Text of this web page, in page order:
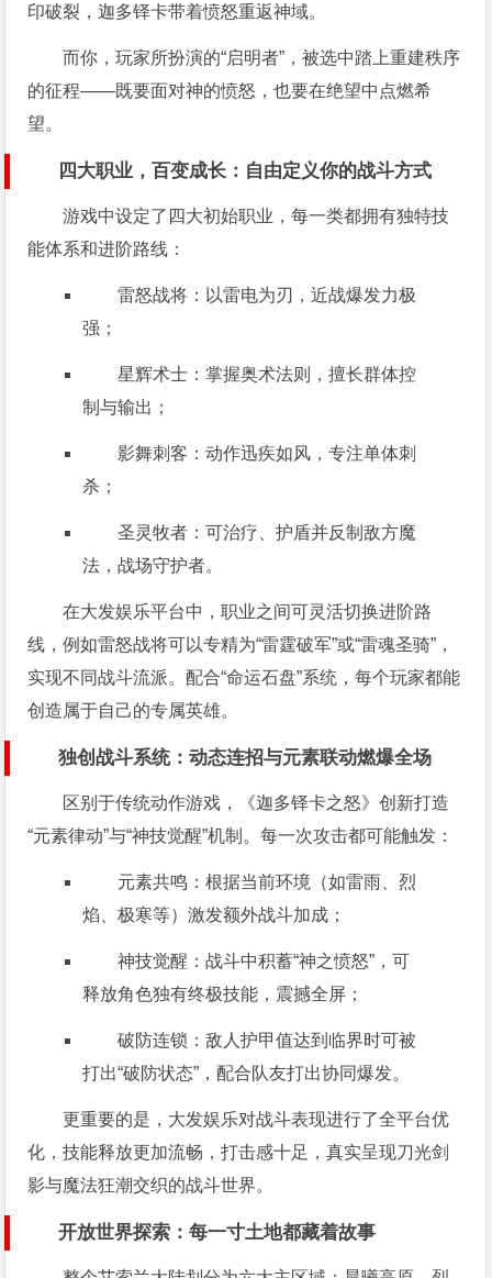
印破裂，迦多铎卡带着愤怒重返神域。
而你，玩家所扮演的“启明者”，被选中踏上重建秩序
的征程——既要面对神的愤怒，也要在绝望中点燃希
望。
四大职业，百变成长：自由定义你的战斗方式
游戏中设定了四大初始职业，每一类都拥有独特技
能体系和进阶路线：
雷怒战将：以雷电为刃，近战爆发力极
强；
星辉术士：掌握奥术法则，擅长群体控
制与输出；
影舞刺客：动作迅疾如风，专注单体刺
杀；
圣灵牧者：可治疗、护盾并反制敌方魔
法，战场守护者。
在大发娱乐平台中，职业之间可灵活切换进阶路
线，例如雷怒战将可以专精为“雷霆破军”或“雷魂圣骑”，
实现不同战斗流派。配合“命运石盘”系统，每个玩家都能
创造属于自己的专属英雄。
独创战斗系统：动态连招与元素联动燃爆全场
区别于传统动作游戏，《迦多铎卡之怒》创新打造
“元素律动”与“神技觉醒”机制。每一次攻击都可能触发：
元素共鸣：根据当前环境（如雷雨、烈
焰、极寒等）激发额外战斗加成；
神技觉醒：战斗中积蓄“神之愤怒”，可
释放角色独有终极技能，震撼全屏；
破防连锁：敌人护甲值达到临界时可被
打出“破防状态”，配合队友打出协同爆发。
更重要的是，大发娱乐对战斗表现进行了全平台优
化，技能释放更加流畅，打击感十足，真实呈现刀光剑
影与魔法狂潮交织的战斗世界。
开放世界探索：每一寸土地都藏着故事